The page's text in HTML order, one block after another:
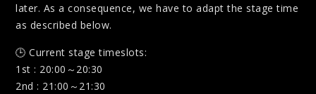
later. As a consequence, we have to adapt the stage time
as described below.
🕒 Current stage timeslots:
1st : 20:00～20:30
2nd : 21:00～21:30